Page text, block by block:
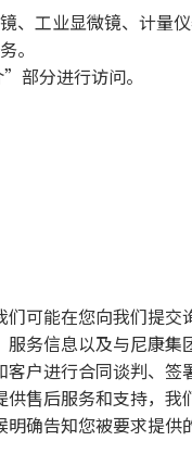
、工业显微镜、计
。
部分进行访问。
可能在您向我们提
务信息以及与尼康
户进行合同谈判、
售后服务和支持，
确告知您被要求提